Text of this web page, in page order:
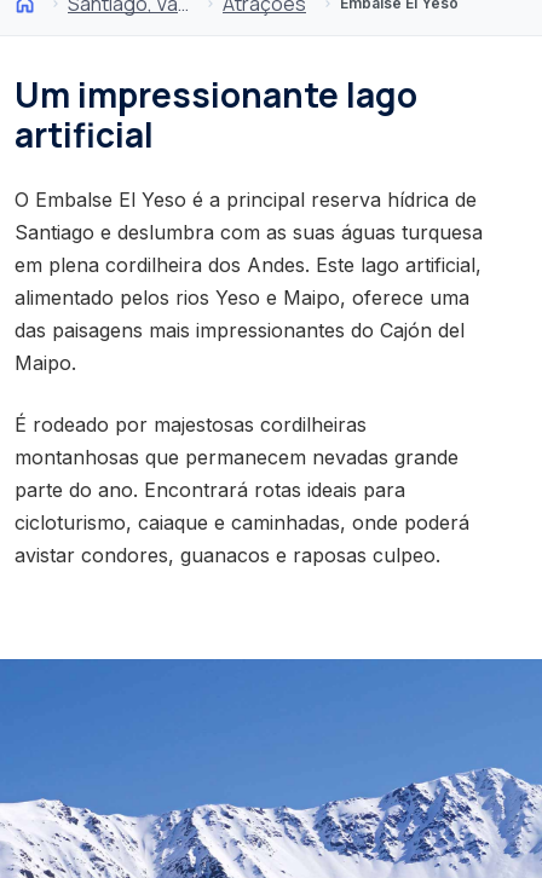
Um impressionante lago
artificial
O Embalse El Yeso é a principal reserva hídrica de
Santiago e deslumbra com as suas águas turquesa
em plena cordilheira dos Andes. Este lago artificial,
alimentado pelos rios Yeso e Maipo, oferece uma
das paisagens mais impressionantes do Cajón del
Maipo.
É rodeado por majestosas cordilheiras
montanhosas que permanecem nevadas grande
parte do ano. Encontrará rotas ideais para
cicloturismo, caiaque e caminhadas, onde poderá
avistar condores, guanacos e raposas culpeo.